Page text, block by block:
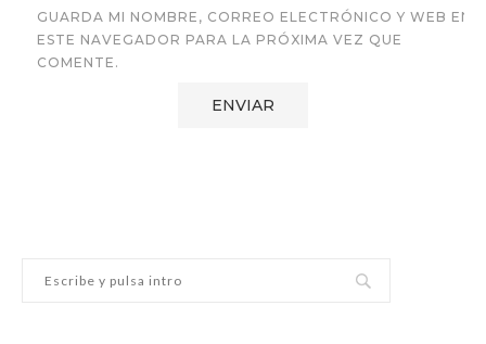
GUARDA MI NOMBRE, CORREO ELECTRÓNICO Y WEB EN
ESTE NAVEGADOR PARA LA PRÓXIMA VEZ QUE
COMENTE.